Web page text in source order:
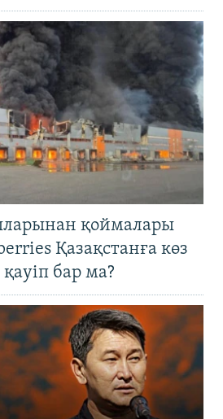
қоймалары
Қазақстанға көз
қауіп бар ма?